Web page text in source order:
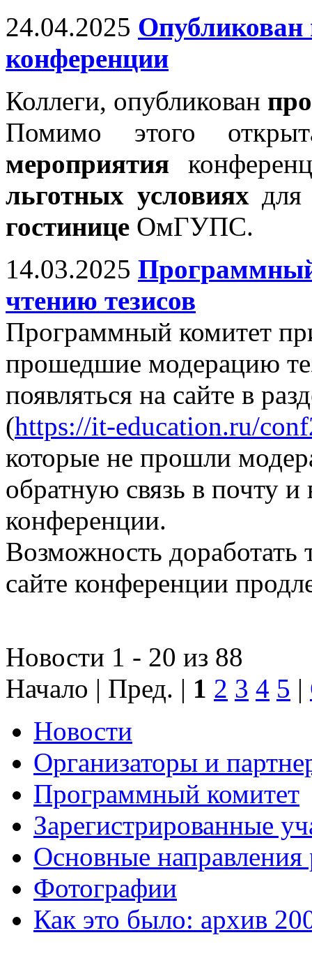
24.04.2025
конференции
Коллеги, опубликован
Помимо этого
мероприятия
льготных условиях для
гостинице ОмГУПС.
14.03.2025
чтению тезисов
Программный комитет
прошедшие модерацию
появляться на сайте в
(https://it-education.ru/
которые не прошли
обратную связь в почту
конференции.
Возможность доработать
сайте конференции
Новости 1 - 20 из 88
Начало | Пред. | 1 2 3 4 5 |
Новости
Организаторы и
Программный комитет
Зарегистрированные
Основные направления
Фотографии
Как это было: архив